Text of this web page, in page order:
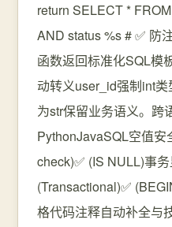
return SELECT *
AND status %s # ✅ 防
函数返回标准化SQL模
动转义user_id强制int
为str保留业务语义。跨
PythonJavaSQL空值
check)✅ (IS NULL)事
(Transactional)✅
格代码注释自动补全与